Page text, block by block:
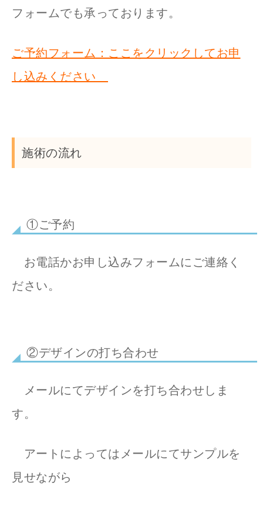
フォームでも承っております。
ご予約フォーム：ここをクリックしてお申
し込みください
施術の流れ
①ご予約
お電話かお申し込みフォームにご連絡く
ださい。
②デザインの打ち合わせ
メールにてデザインを打ち合わせしま
す。
アートによってはメールにてサンプルを
見せながら